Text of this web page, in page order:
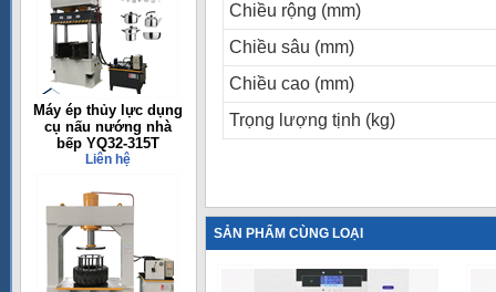
Máy ép thủy lực dụng
cụ nấu nướng nhà
bếp YQ32-315T
Liên hệ
Chiều rộng (mm)
Chiều sâu (mm)
Chiều cao (mm)
Trọng lượng tịnh (kg)
SẢN PHẨM CÙNG LOẠI